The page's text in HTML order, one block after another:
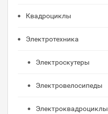
Квадроциклы
Электротехника
Электроскутеры
Электровелосипеды
Электроквадроциклы